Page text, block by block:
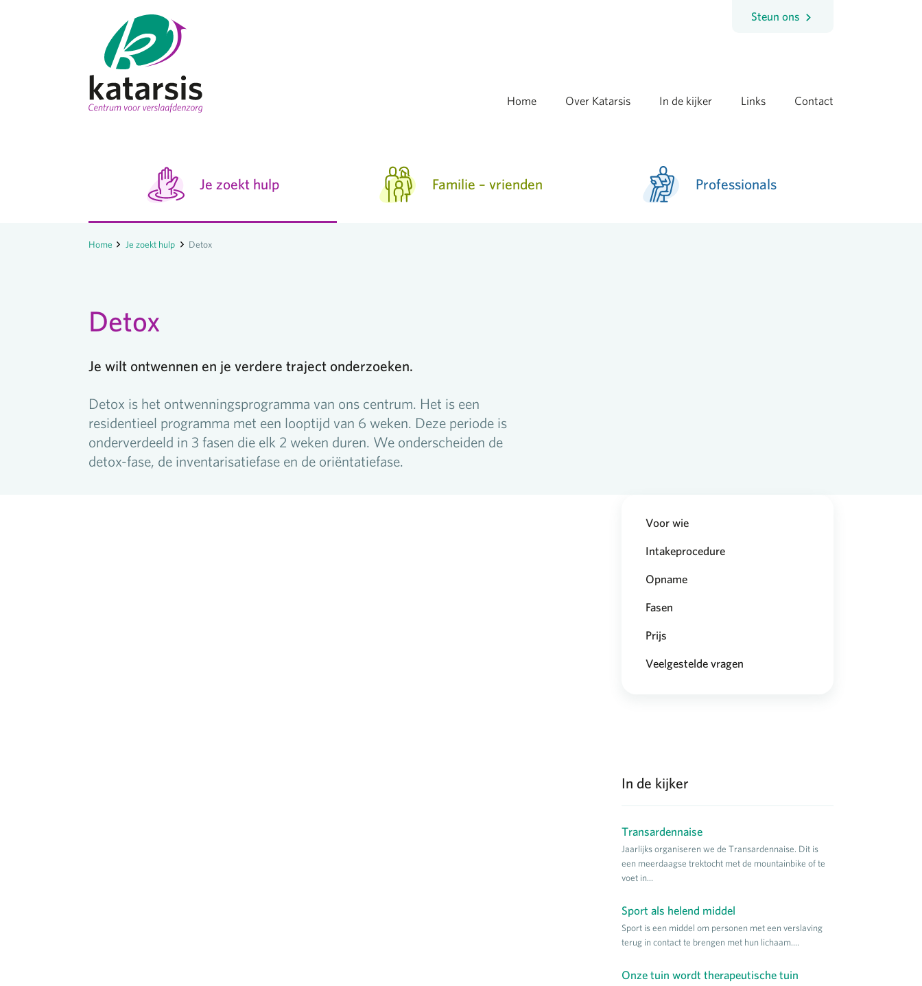
Steun ons
Je zoekt hulp Familie – vrienden Professionals
Home Over Katarsis In de kijker Links Contact
Home Je zoekt hulp Detox
Detox
Je wilt ontwennen en je verdere traject onderzoeken.
Detox is het ontwenningsprogramma van ons centrum. Het is een
residentieel programma met een looptijd van 6 weken. Deze periode is
onderverdeeld in 3 fasen die elk 2 weken duren. We onderscheiden de
detox-fase, de inventarisatiefase en de oriëntatiefase.
Voor wie
Intakeprocedure
Opname
Fasen
Prijs
Veelgestelde vragen
In de kijker
Transardennaise
Jaarlijks organiseren we de Transardennaise. Dit is
een meerdaagse trektocht met de mountainbike of te
voet in...
Sport als helend middel
Sport is een middel om personen met een verslaving
terug in contact te brengen met hun lichaam....
Onze tuin wordt therapeutische tuin